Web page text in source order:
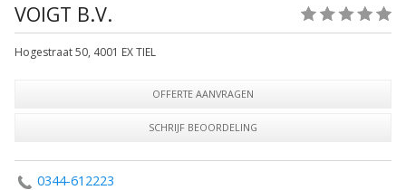
VOIGT B.V.
Hogestraat 50, 4001 EXTIEL
OFFERTE AANVRAGEN
SCHRIJF BEOORDELING
0344-612223